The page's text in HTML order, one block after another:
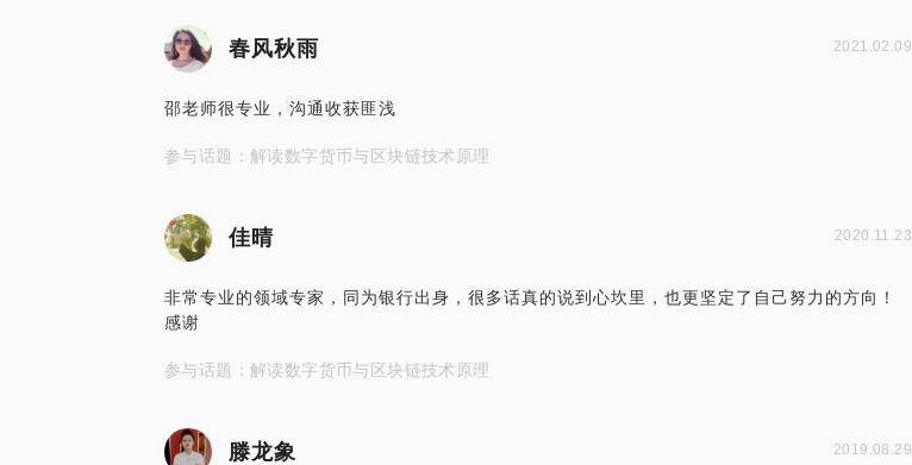
春风秋雨 2021.02.09
邵老师很专业，沟通收获匪浅
参与话题：解读数字货币与区块链技术原理
佳晴 2020.11.23
非常专业的领域专家，同为银行出身，很多话真的说到心坎里，也更坚定了自己努力的方向！
感谢
参与话题：解读数字货币与区块链技术原理
滕龙象 2019.08.29